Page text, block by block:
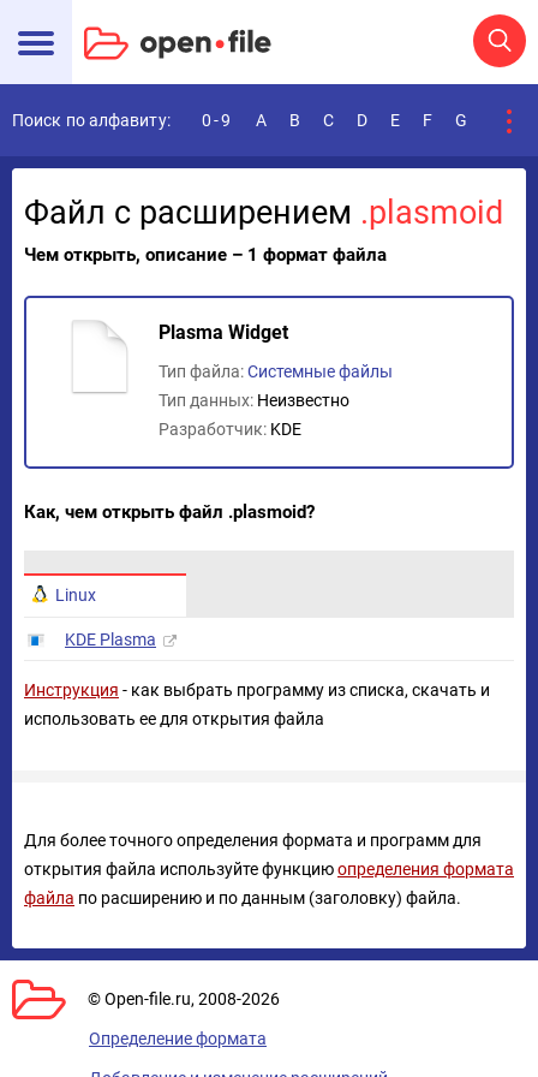
Поиск по алфавиту: 0-9 A B C D E F G
Файл с расширением .plasmoid
Чем открыть, описание – 1 формат файла
Plasma Widget
Тип файла:Системные файлы
Тип данных: Неизвестно
Разработчик: KDE
Как, чем открыть файл .plasmoid?
Linux
KDE Plasma
Инструкция - как выбрать программу из списка, скачать и
использовать ее для открытия файла
Для более точного определения формата и программ для
открытия файла используйте функциюопределения формата
файла по расширению и по данным (заголовку) файла.
© Open-file.ru, 2008-2026
Определение формата